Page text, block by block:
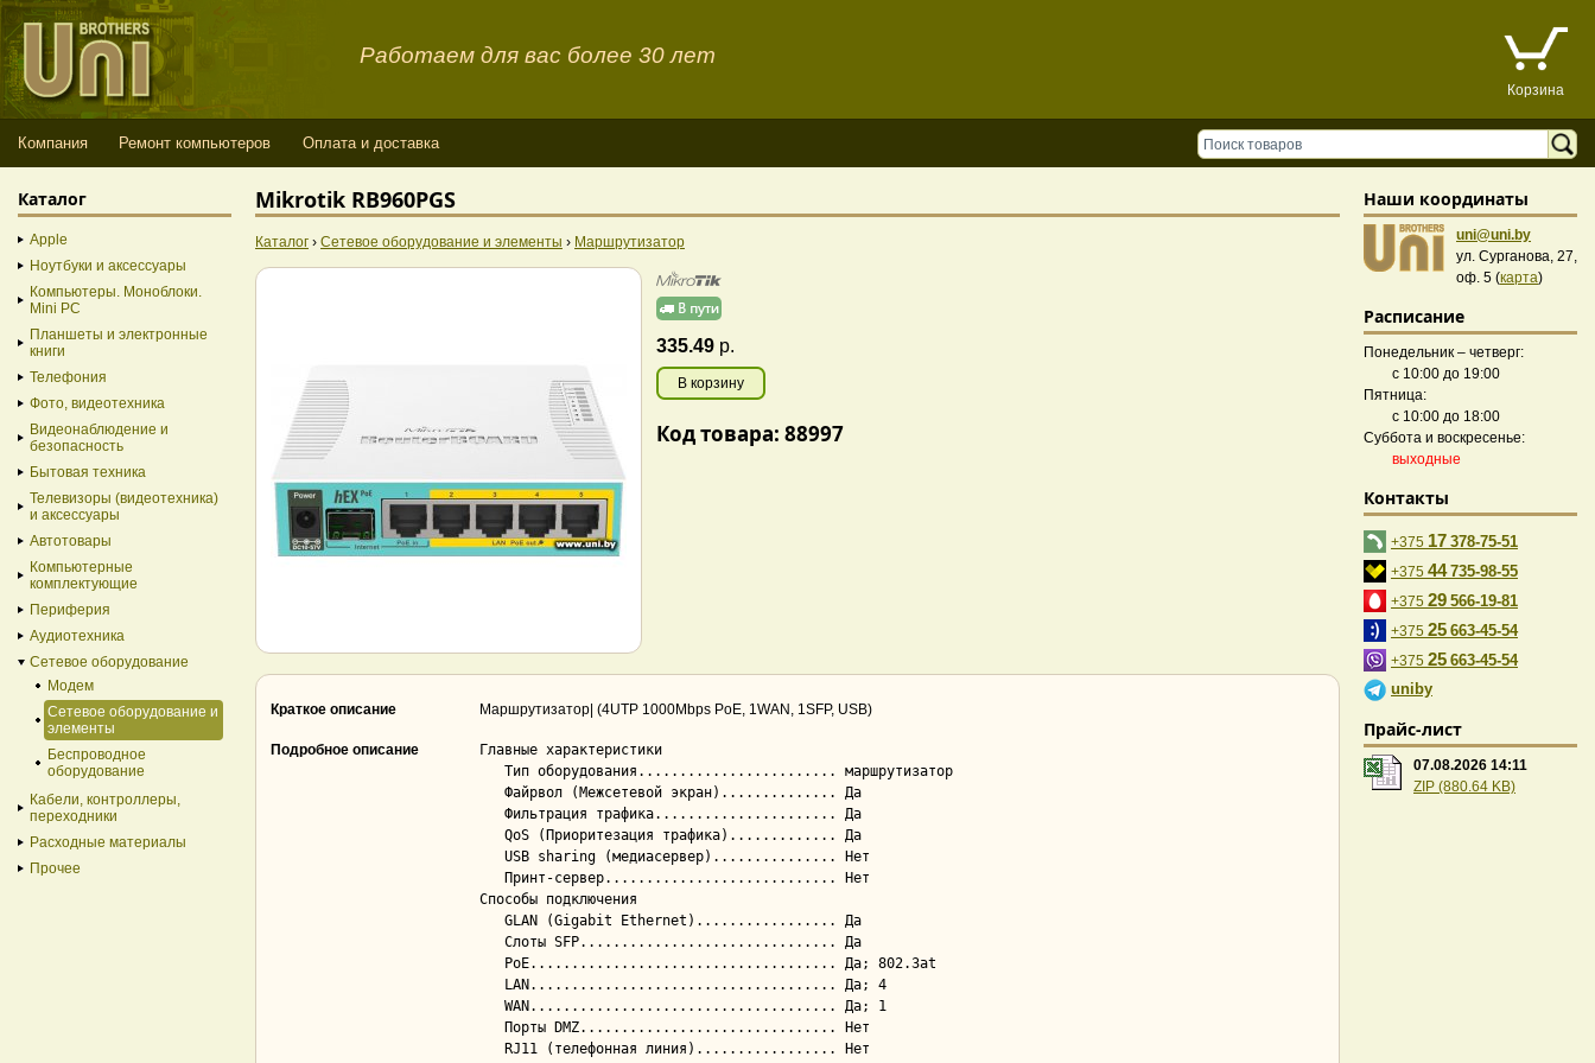
Работаем для вас более 30 лет
Корзина
Компания Ремонт компьютеров Оплата и доставка
Mikrotik RB960PGS
Каталог › Сетевое оборудование и элементы › Маршрутизатор
335.49 р.
В корзину
Код товара: 88997
Краткое описание Маршрутизатор| (4UTP 1000Mbps PoE, 1WAN, 1SFP, USB)
Подробное описание
Главные характеристики
Способы подключения
Каталог
Apple
Ноутбуки и аксессуары
Компьютеры. Моноблоки.
Mini PC
Планшеты и электронные
книги
Телефония
Фото, видеотехника
Видеонаблюдение и
безопасность
Бытовая техника
Телевизоры (видеотехника)
и аксессуары
Автотовары
Компьютерные
комплектующие
Периферия
Аудиотехника
Сетевое оборудование
Модем
Сетевое оборудование и
элементы
Беспроводное
оборудование
Кабели, контроллеры,
переходники
Расходные материалы
Прочее
Наши координаты
uni@uni.by
ул. Сурганова, 27,
оф. 5 (карта)
Расписание
Понедельник – четверг:
с 10:00 до 19:00
Пятница:
с 10:00 до 18:00
Суббота и воскресенье:
выходные
Контакты
+375 17 378-75-51
+375 44 735-98-55
+375 29 566-19-81
+375 25 663-45-54
+375 25 663-45-54
uniby
Прайс-лист
07.08.2026 14:11
ZIP (880.64 KB)